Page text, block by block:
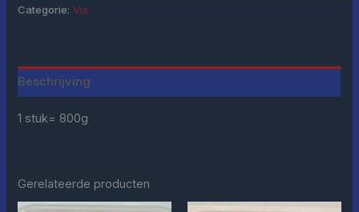
Categorie:Vis
Beschrijving
1 stuk= 800g
Gerelateerde producten